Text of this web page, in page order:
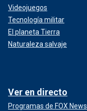
Videojuegos
Tecnología militar
El planeta Tierra
Naturaleza salvaje
Ver en directo
Programas de FOX News